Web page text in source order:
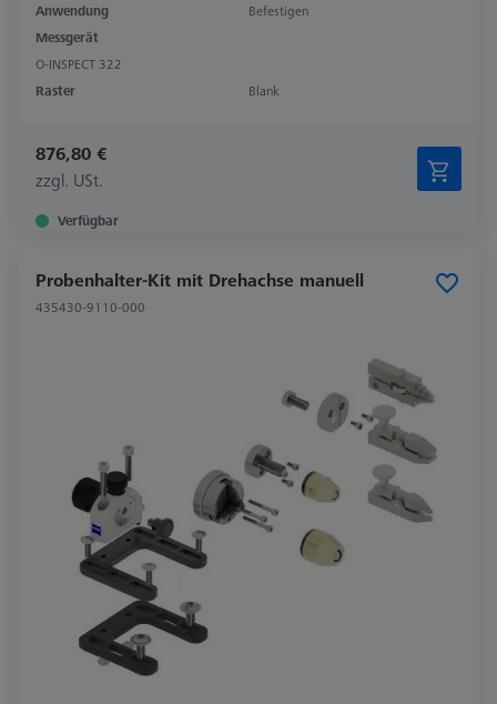
Anwendung
Befestigen
Messgerät
O-INSPECT 322
Raster
Blank
876,80 €
zzgl. USt.
Verfügbar
Probenhalter-Kit mit Drehachse manuell
435430-9110-000